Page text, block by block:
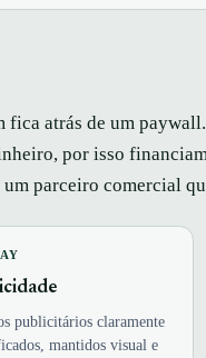
fica atrás de um
por isso
parceiro comercial
publicitários claramente
mantidos visual e